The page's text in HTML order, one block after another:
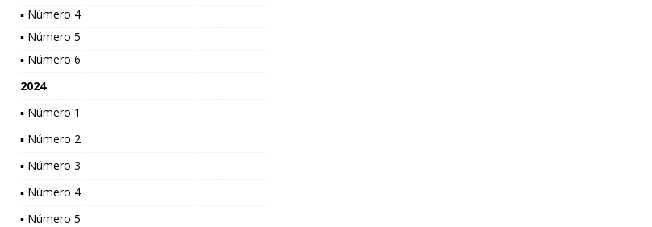
▪ Número 4
▪ Número 5
▪ Número 6
2024
▪ Número 1
▪ Número 2
▪ Número 3
▪ Número 4
▪ Número 5